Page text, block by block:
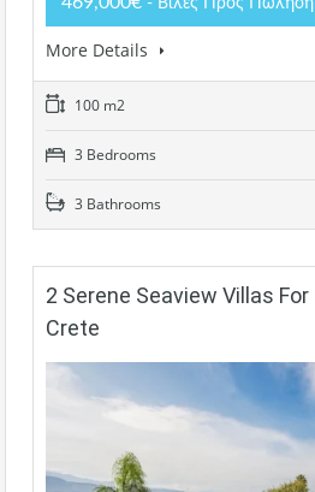
- Βίλες Προς Πώληση
More Details
100 m2
3 Bedrooms
3 Bathrooms
2 Serene Seaview Villas
Crete